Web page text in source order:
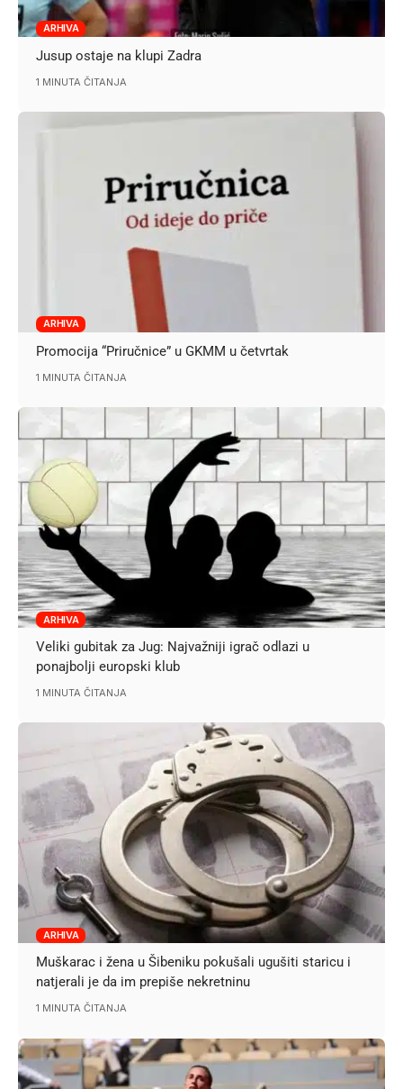
ARHIVA
Jusup ostaje na klupi Zadra
1 MINUTA ČITANJA
ARHIVA
Promocija “Priručnice” u GKMM u četvrtak
1 MINUTA ČITANJA
ARHIVA
Veliki gubitak za Jug: Najvažniji igrač odlazi u
ponajbolji europski klub
1 MINUTA ČITANJA
ARHIVA
Muškarac i žena u Šibeniku pokušali ugušiti staricu i
natjerali je da im prepiše nekretninu
1 MINUTA ČITANJA